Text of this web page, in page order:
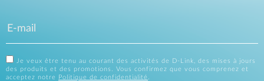
Je veux être tenu au courant des activités de D-Link, des mises à jours
des produits et des promotions. Vous confirmez que vous comprenez et
acceptez notre
Politique de confidentialité